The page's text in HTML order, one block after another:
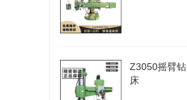
Z3050摇臂钻
床